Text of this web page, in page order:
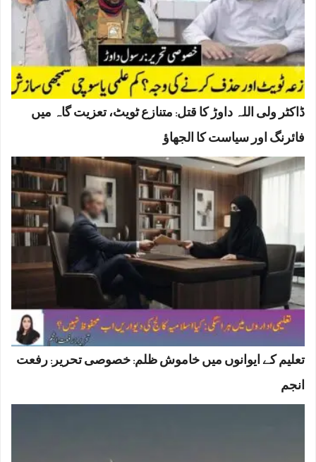
ڈاکٹر ولی اللہ داوڑ کا قتل: متنازع ٹویٹ، تعزیت گاہ میں
فائرنگ اور سیاست کا الجھاؤ
تعلیم کے ایوانوں میں خاموش ظلم: خصوصی تحریر: رفعت
انجم